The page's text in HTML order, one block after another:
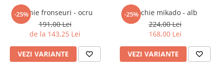
Experimente
Jocuri educative pentru gradinite si
Logica
-25%
Rochie fronseuri - ocru
191,00 Lei
de la 143,25 Lei
VEZI VARIANTE
-25%Rochie mikado - alb
224,00 Lei
168,00 Lei
VEZI VARIANTE